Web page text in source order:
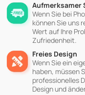
Aufmerksamer
Wenn Sie bei
können Sie uns
Wert auf Ihre
Zufriedenheit.
Freies Design
Wenn Sie ein
haben, müssen
professionelles
Design und